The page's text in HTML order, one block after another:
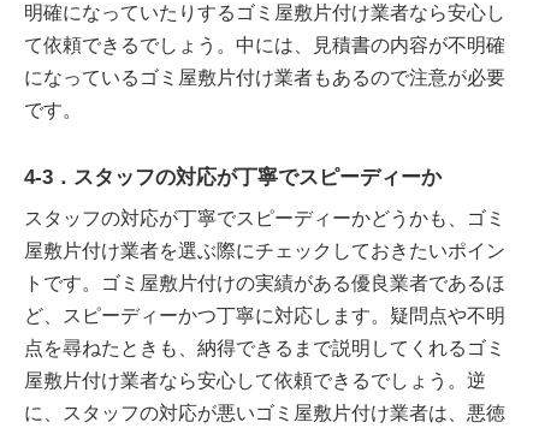
明確になっていたりするゴミ屋敷片付け業者なら安心し
て依頼できるでしょう。中には、見積書の内容が不明確
になっているゴミ屋敷片付け業者もあるので注意が必要
です。
4-3．スタッフの対応が丁寧でスピーディーか
スタッフの対応が丁寧でスピーディーかどうかも、ゴミ
屋敷片付け業者を選ぶ際にチェックしておきたいポイン
トです。ゴミ屋敷片付けの実績がある優良業者であるほ
ど、スピーディーかつ丁寧に対応します。疑問点や不明
点を尋ねたときも、納得できるまで説明してくれるゴミ
屋敷片付け業者なら安心して依頼できるでしょう。逆
に、スタッフの対応が悪いゴミ屋敷片付け業者は、悪徳